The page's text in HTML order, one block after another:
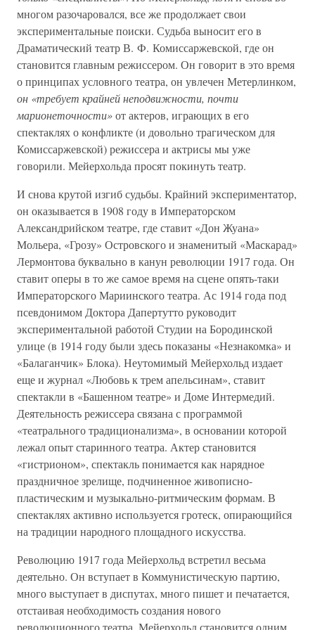
многом разочаровался, все же продолжает свои
экспериментальные поиски. Судьба выносит его в
Драматический театр В. Ф. Комиссаржевской, где он
становится главным режиссером. Он говорит в это время
о принципах условного театра, он увлечен Метерлинком,
он «требует крайней неподвижности, почти
марионеточности»от актеров, играющих в его
спектаклях о конфликте (и довольно трагическом для
Комиссаржевской) режиссера и актрисы мы уже
говорили. Мейерхольда просят покинуть театр.
И снова крутой изгиб судьбы. Крайний экспериментатор,
он оказывается в 1908 году в Императорском
Александрийском театре, где ставит «Дон Жуана»
Мольера, «Грозу» Островского и знаменитый «Маскарад»
Лермонтова буквально в канун революции 1917 года. Он
ставит оперы в то же самое время на сцене опять-таки
Императорского Мариинского театра. Ас 1914 года под
псевдонимом Доктора Дапертутто руководит
экспериментальной работой Студии на Бородинской
улице (в 1914 году были здесь показаны «Незнакомка» и
«Балаганчик» Блока). Неутомимый Мейерхольд издает
еще и журнал «Любовь к трем апельсинам», ставит
спектакли в «Башенном театре» и Доме Интермедий.
Деятельность режиссера связана с программой
«театрального традиционализма», в основании которой
лежал опыт старинного театра. Актер становится
«гистрионом», спектакль понимается как нарядное
праздничное зрелище, подчиненное живописно-
пластическим и музыкально-ритмическим формам. В
спектаклях активно используется гротеск, опирающийся
на традиции народного площадного искусства.
Революцию 1917 года Мейерхольд встретил весьма
деятельно. Он вступает в Коммунистическую партию,
много выступает в диспутах, много пишет и печатается,
отстаивая необходимость создания нового
революционного театра. Мейерхольд становится одним